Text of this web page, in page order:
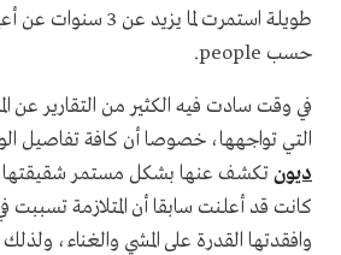
طويلة استمرت لما يزيد عن
حسب people.
في وقت سادت فيه الكثير من التقارير عن
التي تواجهها، خصوصا أن كافة تفاصيل
ديونتكشف عنها بشكل مستمر شقيقتها
كانت قد أعلنت سابقا أن المتلازمة
وافقدتها القدرة على المشي والغناء،